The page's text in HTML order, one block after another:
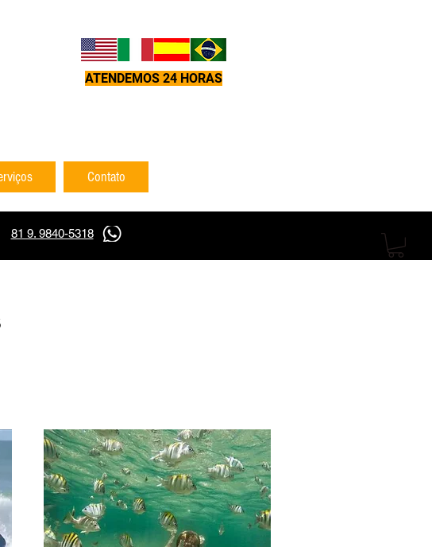
ATENDEMOS 24 HORAS
Contato
81 9. 9840-5318